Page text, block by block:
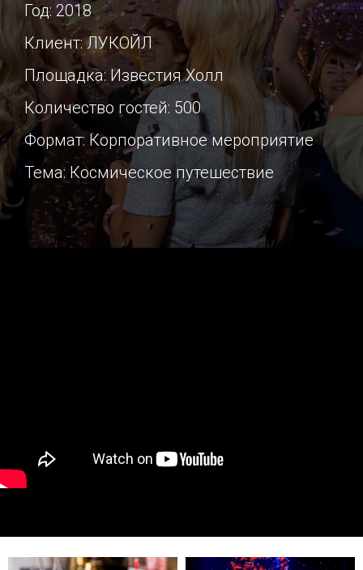
Год: 2018
Клиент: ЛУКОЙЛ
Площадка: Известия Холл
Количество гостей: 500
Формат: Корпоративное мероприятие
Тема: Космическое путешествие